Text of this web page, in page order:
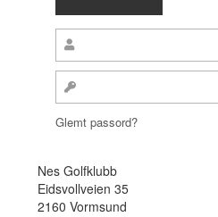
Glemt passord?
Nes Golfklubb
Eidsvollveien 35
2160 Vormsund